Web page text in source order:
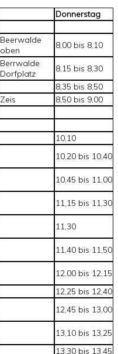
Donnerstag
Beerwalde
oben
8,00 bis 8,10
Berrwalde
Dorfplatz
8,15 bis 8,30
8,35 bis 8,50
Zeis 8,50 bis 9,00
10,10
10,20 bis 10,40
10,45 bis 11,00
11,15 bis 11,30
11,30
11,40 bis 11,50
12,00 bis 12,15
12,25 bis 12,40
12,45 bis 13,00
13,10 bis 13,25
13,30 bis 13,45